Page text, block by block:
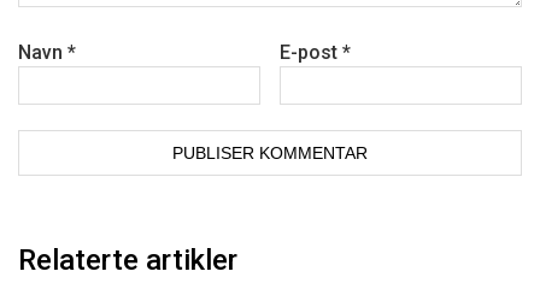
Navn * E-post*
Relaterte artikler